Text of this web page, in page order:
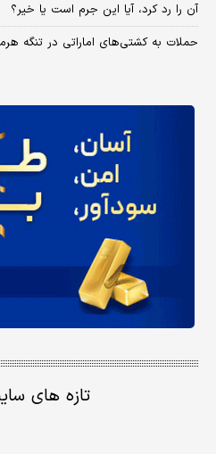
آن را رد کرد، آیا این جرم است یا خیر؟
حملات به کشتی‌های اماراتی در تنگه
تازه های